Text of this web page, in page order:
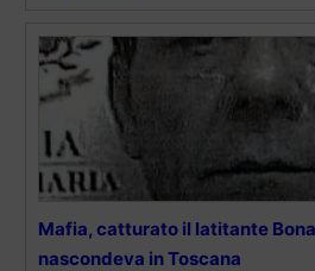
Mafia, catturato il latitante
nascondeva in Toscana